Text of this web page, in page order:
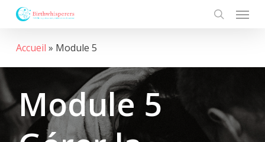
content
Menu
Accueil » Module 5
Module 5